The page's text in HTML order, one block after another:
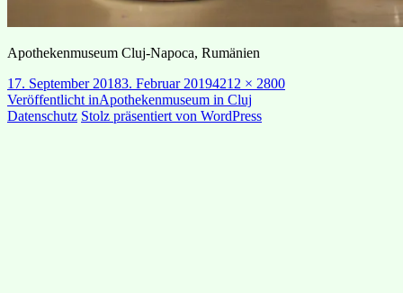
Apothekenmuseum Cluj-Napoca, Rumänien
Veröffentlicht
am
17. September 20183. Februar 2019Originalgröße
4212 × 2800
Beitragsnavigation
Veröffentlicht inApothekenmuseum in Cluj
Datenschutz Stolz präsentiert von WordPress